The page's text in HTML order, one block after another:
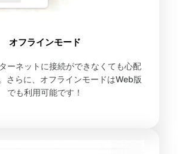
オフラインモード
ーネットに接続ができなくても心配
さらに、オフラインモードはWeb版
でも利用可能です！